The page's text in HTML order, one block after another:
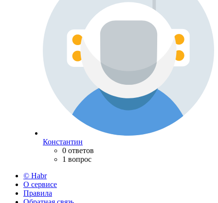
Константин
0 ответов
1 вопрос
© Habr
О сервисе
Правила